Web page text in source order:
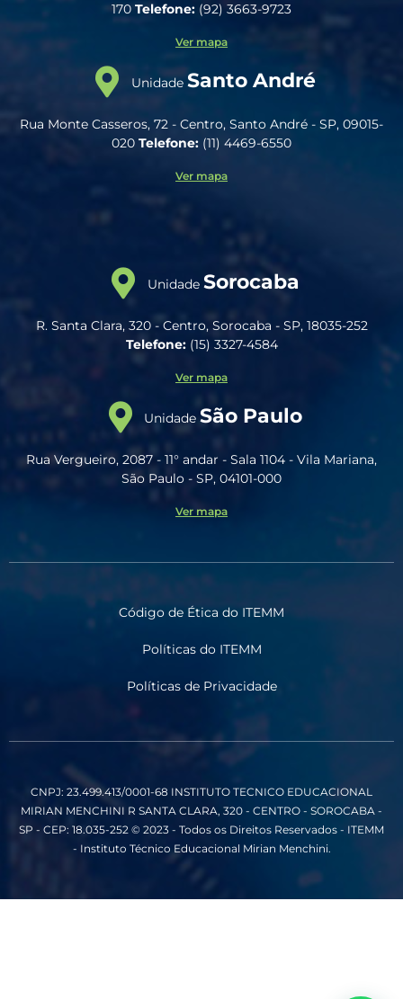
170 Telefone: (92) 3663-9723
Ver mapa
Unidade Santo André
Rua Monte Casseros, 72 - Centro, Santo André - SP, 09015-
020 Telefone: (11) 4469-6550
Ver mapa
Unidade Sorocaba
R. Santa Clara, 320 - Centro, Sorocaba - SP, 18035-252
Telefone: (15) 3327-4584
Ver mapa
Unidade São Paulo
Rua Vergueiro, 2087 - 11° andar - Sala 1104 - Vila Mariana,
São Paulo - SP, 04101-000
Ver mapa
Código de Ética do ITEMM
Políticas do ITEMM
Políticas de Privacidade
CNPJ: 23.499.413/0001-68 INSTITUTO TECNICO EDUCACIONAL
MIRIAN MENCHINI R SANTA CLARA, 320 - CENTRO - SOROCABA -
SP - CEP: 18.035-252 © 2023 - Todos os Direitos Reservados - ITEMM
- Instituto Técnico Educacional Mirian Menchini.